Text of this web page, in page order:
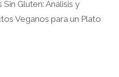
Gluten: Análisis y
Veganos para un Plato